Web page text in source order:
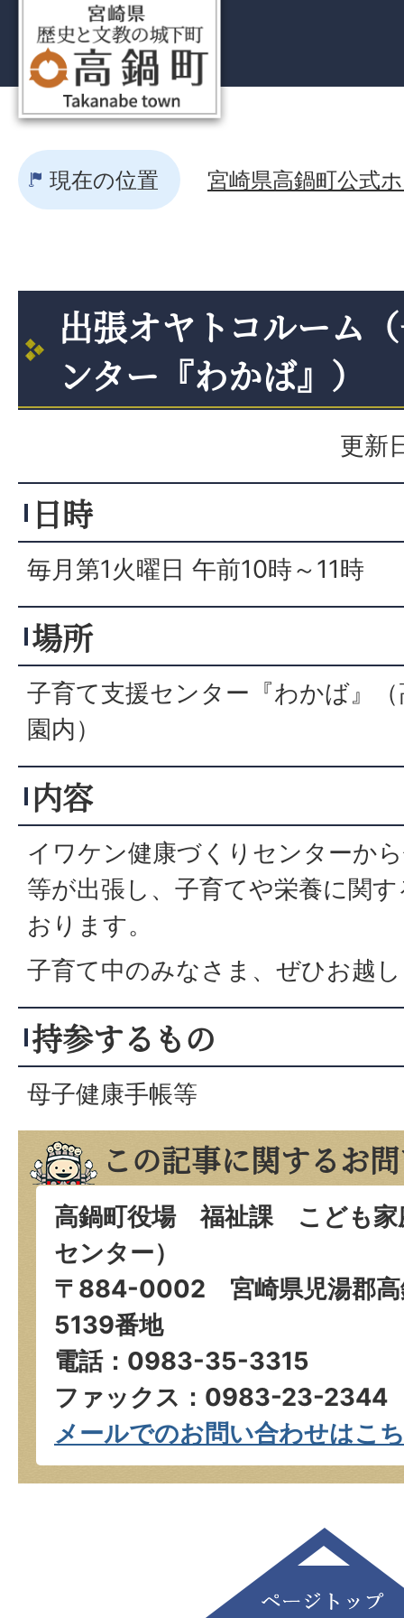
現在の位置 宮崎県高鍋町公式
出張オヤトコルーム
ンター『わかば』）
更新
日時
毎月第1火曜日 午前10時～11時
場所
子育て支援センター『わかば』
園内）
内容
イワケン健康づくりセンターか
等が出張し、子育てや栄養に関
おります。
子育て中のみなさま、ぜひお越
持参するもの
母子健康手帳等
この記事に関するお
高鍋町役場 福祉課 こども家
センター）
〒884-0002 宮崎県児湯郡高
5139番地
電話：0983-35-3315
ファックス：0983-23-2344
メールでのお問い合わせはこ